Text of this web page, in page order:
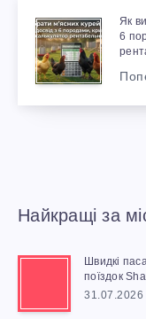
Як
6
Найкращі за
Швидкі
поїздок
31.07.2026